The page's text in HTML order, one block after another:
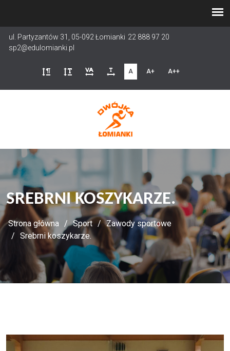
treści
ul. Partyzantów 31, 05-092 Łomianki 22 888 97 20
sp2@edulomianki.pl
A A+ A++
SREBRNI KOSZYKARZE.
Strona główna Sport
Zawody sportowe
Srebrni koszykarze.